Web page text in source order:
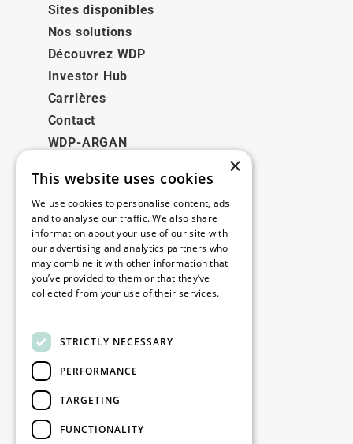
Sites disponibles
Nos solutions
Découvrez WDP
Investor Hub
Carrières
Contact
WDP-ARGAN
Juridique
Disclaimer
Politique de confidentialité
Cookie Policy
Contact
Restez informé
Restez à jour : inscrivez-vous à nos
newsletters Marketing
×
This website uses cookies
We use cookies to personalise content, ads
and to analyse our traffic. We also share
information about your use of our site with
our advertising and analytics partners who
may combine it with other information that
you’ve provided to them or that they’ve
collected from your use of their services.
STRICTLY NECESSARY
PERFORMANCE
TARGETING
FUNCTIONALITY